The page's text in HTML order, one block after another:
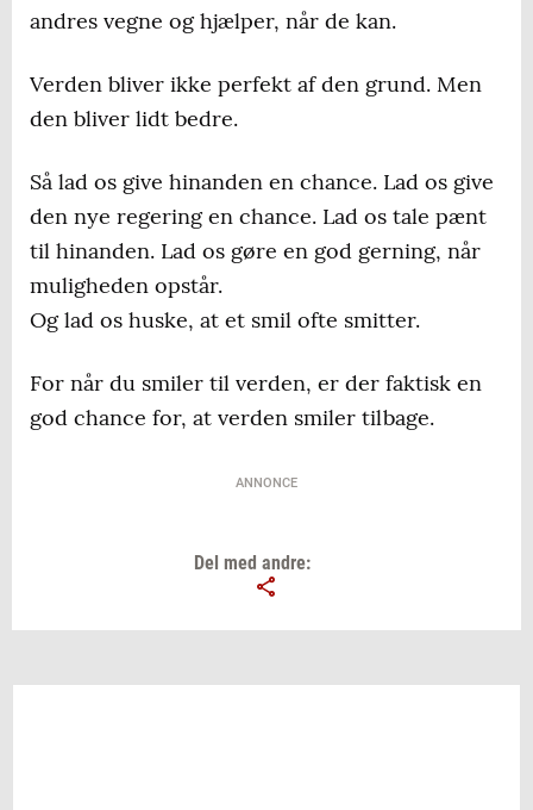
andres vegne og hjælper, når de kan.
Verden bliver ikke perfekt af den grund. Men
den bliver lidt bedre.
Så lad os give hinanden en chance. Lad os give
den nye regering en chance. Lad os tale pænt
til hinanden. Lad os gøre en god gerning, når
muligheden opstår.
Og lad os huske, at et smil ofte smitter.
For når du smiler til verden, er der faktisk en
god chance for, at verden smiler tilbage.
ANNONCE
Del med andre: